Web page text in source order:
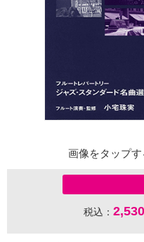
画像をタップす
税込： 2,530